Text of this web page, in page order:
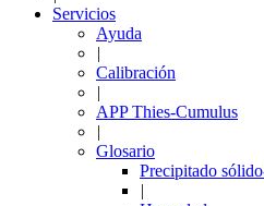
Servicios
Ayuda
|
Calibración
|
APP Thies-Cumulus
|
Glosario
Precipitado
|